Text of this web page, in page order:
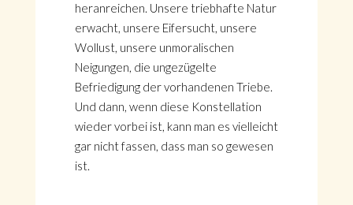
heranreichen. Unsere triebhafte Natur
erwacht, unsere Eifersucht, unsere
Wollust, unsere unmoralischen
Neigungen, die ungezügelte
Befriedigung der vorhandenen Triebe.
Und dann, wenn diese Konstellation
wieder vorbei ist, kann man es vielleicht
gar nicht fassen, dass man so gewesen
ist.